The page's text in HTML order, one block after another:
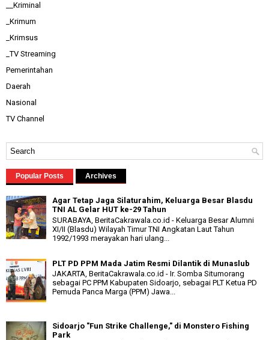
__Kriminal
_Krimum
_Krimsus
_TV Streaming
Pemerintahan
Daerah
Nasional
TV Channel
Popular Posts Archives
Agar Tetap Jaga Silaturahim, Keluarga Besar Blasdu
TNI AL Gelar HUT ke-29 Tahun
SURABAYA, BeritaCakrawala.co.id - Keluarga Besar Alumni
XI/II (Blasdu) Wilayah Timur TNI Angkatan Laut Tahun
1992/1993 merayakan hari ulang...
PLT PD PPM Mada Jatim Resmi Dilantik di Munaslub
JAKARTA, BeritaCakrawala.co.id - Ir. Somba Situmorang
sebagai PC PPM Kabupaten Sidoarjo, sebagai PLT Ketua PD
Pemuda Panca Marga (PPM) Jawa...
Sidoarjo "Fun Strike Challenge," di Monstero Fishing
Park